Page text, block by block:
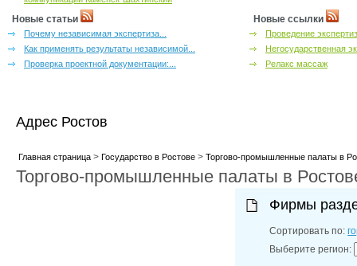
Новые статьи
Почему независимая экспертиза...
Как применять результаты независимой...
Проверка проектной документации:...
Новые ссылки
Проведение
Негосударственная
Релакс массаж
Адрес Ростов
Главная страница> Государство в Ростове> Торгово-промышленные палаты в
Торгово-промышленные палаты в
Фирмы
Сортировать по:
Выберите регион: